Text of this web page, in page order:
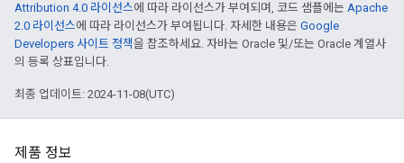
Attribution 4.0 라이선스에 따라 라이선스가 부여되며, 코드 샘플에는 Apache
2.0 라이선스에 따라 라이선스가 부여됩니다. 자세한 내용은 Google
Developers 사이트 정책을 참조하세요. 자바는 Oracle 및/또는 Oracle 계열사
의 등록 상표입니다.
최종 업데이트: 2024-11-08(UTC)
제품 정보